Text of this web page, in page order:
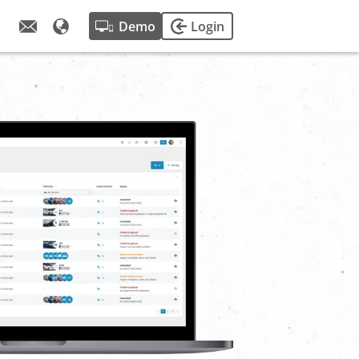
tips van
en missie.
van onze
fleetster.
Demo Login